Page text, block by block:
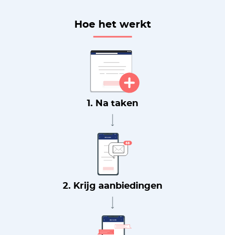
Hoe het werkt
1. Na taken
2. Krijg aanbiedingen